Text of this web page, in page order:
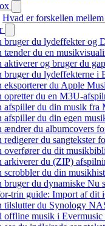
Hvad er forskellen
bruger du lydeffekter og
tænder du en
aktiverer og bruger du
bruger du lydeffekterne i
eksporterer du Apple
opretter du en M3U-
afspiller du din musik
afspiller du din egen
ændrer du albumcovers
redigerer du sangtekster
overfører du dit
arkiverer du (ZIP)
scrobbler du din
bruger du dynamiske
trin guide: Import af dit
tilslutter du Synology
offline musik i